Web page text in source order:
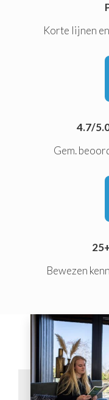
Korte lijnen
4.7/
Gem.
Bewezen